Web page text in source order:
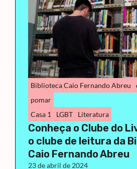
Biblioteca Caio Fernando Abreu
pomar
Casa 1
LGBT Literatura
Conheça o Clube do
o clube de leitura da
Caio Fernando Abreu
23 de abril de 2024